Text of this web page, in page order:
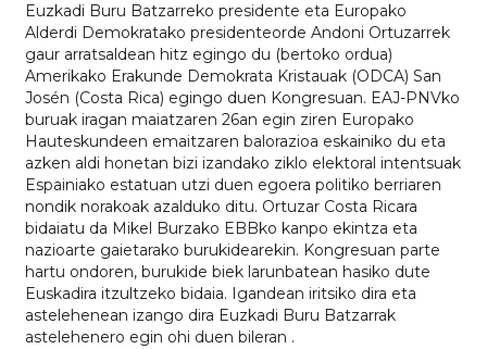
Euzkadi Buru Batzarreko presidente eta Europako
Alderdi Demokratako presidenteorde Andoni Ortuzarrek
gaur arratsaldean hitz egingo du (bertoko ordua)
Amerikako Erakunde Demokrata Kristauak (ODCA) San
Josén (Costa Rica) egingo duen Kongresuan. EAJ-PNVko
buruak iragan maiatzaren 26an egin ziren Europako
Hauteskundeen emaitzaren balorazioa eskainiko du eta
azken aldi honetan bizi izandako ziklo elektoral intentsuak
Espainiako estatuan utzi duen egoera politiko berriaren
nondik norakoak azalduko ditu. Ortuzar Costa Ricara
bidaiatu da Mikel Burzako EBBko kanpo ekintza eta
nazioarte gaietarako burukidearekin. Kongresuan parte
hartu ondoren, burukide biek larunbatean hasiko dute
Euskadira itzultzeko bidaia. Igandean iritsiko dira eta
astelehenean izango dira Euzkadi Buru Batzarrak
astelehenero egin ohi duen bileran .